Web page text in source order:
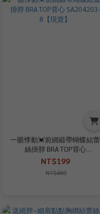
一眼悸動💓前綁緞帶蝴蝶結蕾
絲掛脖 BRA TOP背心
SA204203-8【現貨】
NT$199
NT$480